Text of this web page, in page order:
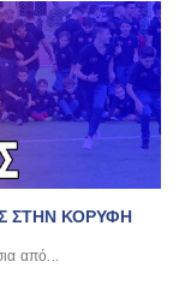
ΣΤΗΝ ΚΟΡΥΦΗ
από...